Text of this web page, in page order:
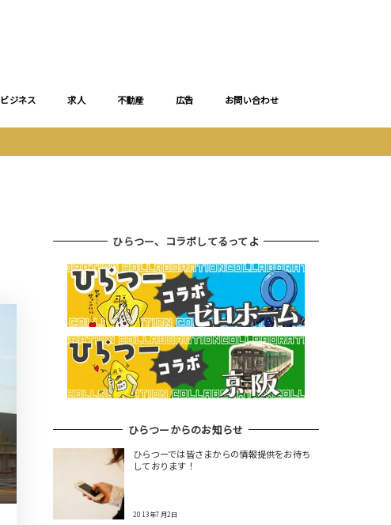
ビジネス 求人 不動産 広告 お問い合わせ
ひらつー、コラボしてるってよ
ひらつーからのお知らせ
ひらつーでは皆さまからの情報提供をお待ち
しております！
2013年7月2日